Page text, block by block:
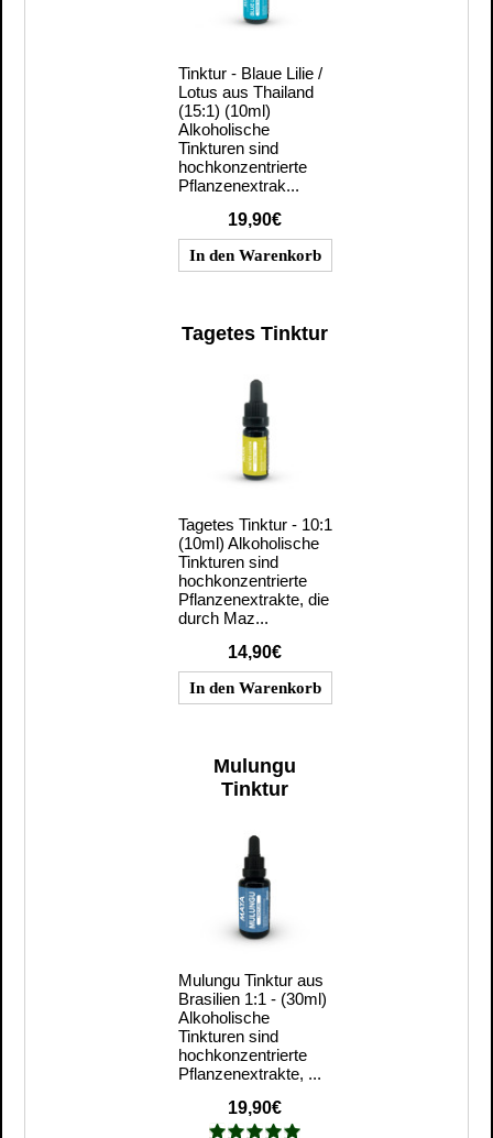
Tinktur - Blaue Lilie /
Lotus aus Thailand
(15:1) (10ml)
Alkoholische
Tinkturen sind
hochkonzentrierte
Pflanzenextrak...
19,90€
Tagetes Tinktur
Tagetes Tinktur - 10:1
(10ml) Alkoholische
Tinkturen sind
hochkonzentrierte
Pflanzenextrakte, die
durch Maz...
14,90€
Mulungu
Tinktur
Mulungu Tinktur aus
Brasilien 1:1 - (30ml)
Alkoholische
Tinkturen sind
hochkonzentrierte
Pflanzenextrakte, ...
19,90€